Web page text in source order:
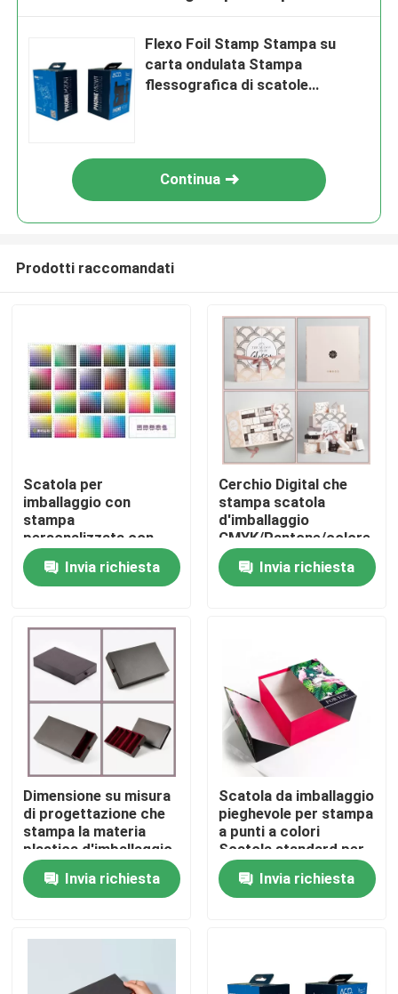
Casa
Chi siamo
Contatti
Prodotti
Stampa scatola di imballaggio
Scatola di carta da stampa
Confezione regalo in carta di cartone
Confezione di tubi di carta
Scatole stampate a colori
Flexo Foil Stamp Stampa su
carta ondulata Stampa
flessografica di scatole
Continua
Prodotti raccomandati
Scatola per
imballaggio con
stampa
personalizzata con
stampa su entrambi i
lati e manico in corda
Invia richiesta
Cerchio Digital che
stampa scatola
d'imballaggio
CMYK/Pantone/colore
di punto con il
gancio/magnete
Invia richiesta
Dimensione su misura
di progettazione che
stampa la materia
plastica d'imballaggio
del cartone della carta
della scatolaInvia richiesta
Scatola da imballaggio
pieghevole per stampa
a punti a colori
Scatola standard per
esportazione
Invia richiesta